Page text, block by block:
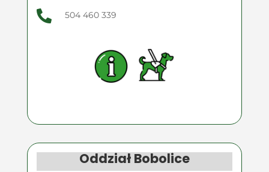
 504 460 339
Oddział Bobolice